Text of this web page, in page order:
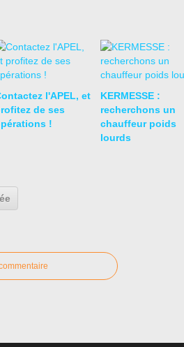
l'APEL, et
de ses
!
KERMESSE :
recherchons un
chauffeur poids
lourds